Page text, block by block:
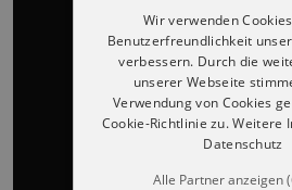
Wir verwenden
Benutzerfreundlichkeit
verbessern. Durch die
unserer Webseite
Verwendung von Cookies
Cookie-Richtlinie zu.Weitere
Datenschutz
Alle Partner anzeigen